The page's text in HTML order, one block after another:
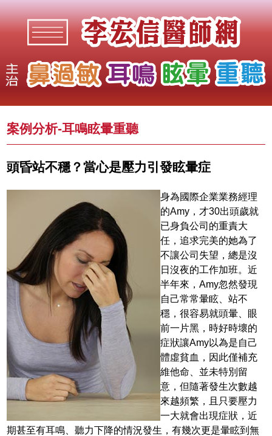
案例分析-耳鳴眩暈重聽
頭昏站不穩？當心是壓力引發眩暈症
身為國際企業業務經理
的Amy，才30出頭歲就
已身負公司的重責大
任，追求完美的她為了
不讓公司失望，總是沒
日沒夜的工作加班。近
半年來，Amy忽然發現
自己常常暈眩、站不
穩，很容易就頭暈、眼
前一片黑，時好時壞的
症狀讓Amy以為是自己
體虛貧血，因此僅補充
維他命、並未特別留
意，但隨著發生次數越
來越頻繁，且只要壓力
一大就會出現症狀，近
期甚至有耳鳴、聽力下降的情況發生，有幾次更是暈眩到無